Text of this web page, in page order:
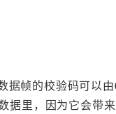
帧的校验码可以由
里，因为它会带来